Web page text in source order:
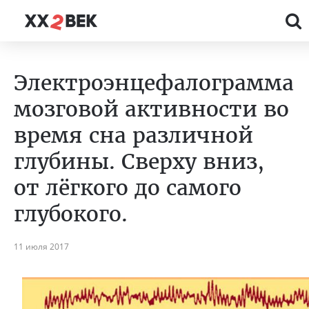
Электроэнцефалограмма
мозговой активности во
время сна различной
глубины. Сверху вниз,
от лёгкого до самого
глубокого.
11 июля 2017